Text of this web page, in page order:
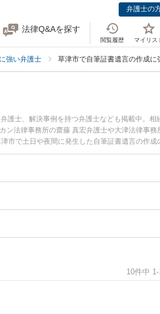
弁護士の
法律Q&Aを探す
閲覧履歴 マイリス
強い弁護士 草津市で自筆証書遺言の作成に
護士、解決事例を持つ弁護士なども掲載中。相
ン法律事務所の齋藤 真宏弁護士や大津法律事務
市で土日や夜間に発生した自筆証書遺言の作成
回相談無料で自筆証書遺言の作成を法律相談で
10件中